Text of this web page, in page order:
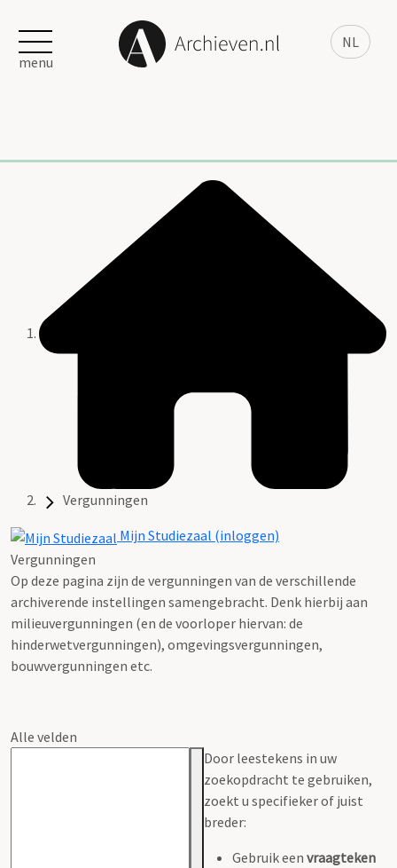
NL
menu
Vergunningen
Mijn Studiezaal (inloggen)
Vergunningen
Op deze pagina zijn de vergunningen van de verschillende
archiverende instellingen samengebracht. Denk hierbij aan
milieuvergunningen (en de voorloper hiervan: de
hinderwetvergunningen), omgevingsvergunningen,
bouwvergunningen etc.
Alle velden
Door leestekens in uw
zoekopdracht te gebruiken,
zoekt u specifieker of juist
breder:
Gebruik een vraagteken